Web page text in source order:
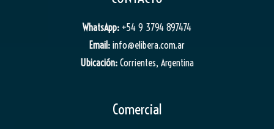
WhatsApp: +54 9 3794 897474
Email: info@elibera.com.ar
Ubicación: Corrientes, Argentina
Comercial